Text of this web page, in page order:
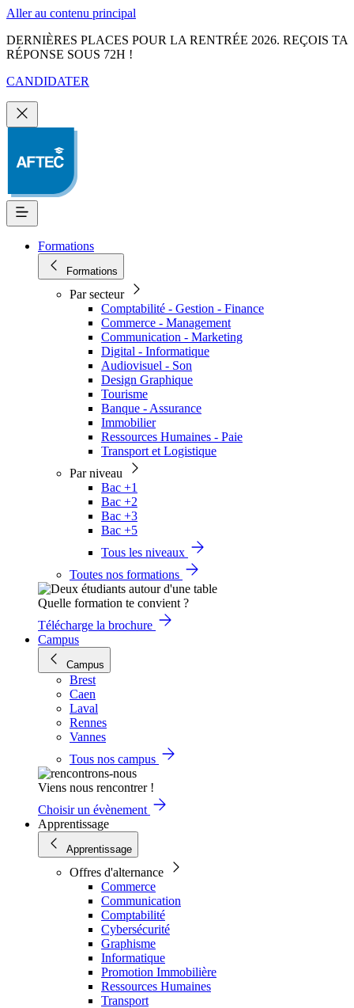
Aller au contenu principal
DERNIÈRES PLACES POUR LA RENTRÉE 2026. REÇOIS TA
RÉPONSE SOUS 72H !
CANDIDATER
Formations
Formations
Par secteur
Comptabilité - Gestion - Finance
Commerce - Management
Communication - Marketing
Digital - Informatique
Audiovisuel - Son
Design Graphique
Tourisme
Banque - Assurance
Immobilier
Ressources Humaines - Paie
Transport et Logistique
Par niveau
Bac +1
Bac +2
Bac +3
Bac +5
Tous les niveaux
Toutes nos formations
Quelle formation te convient ?
Télécharge la brochure
Campus
Campus
Brest
Caen
Laval
Rennes
Vannes
Tous nos campus
Viens nous rencontrer !
Choisir un évènement
Apprentissage
Apprentissage
Offres d'alternance
Commerce
Communication
Comptabilité
Cybersécurité
Graphisme
Informatique
Promotion Immobilière
Ressources Humaines
Transport